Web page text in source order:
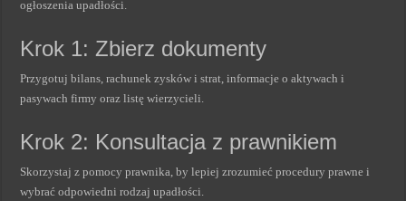
ogłoszenia upadłości.
Krok 1: Zbierz dokumenty
Przygotuj bilans, rachunek zysków i strat, informacje o aktywach i
pasywach firmy oraz listę wierzycieli.
Krok 2: Konsultacja z prawnikiem
Skorzystaj z pomocy prawnika, by lepiej zrozumieć procedury prawne i
wybrać odpowiedni rodzaj upadłości.